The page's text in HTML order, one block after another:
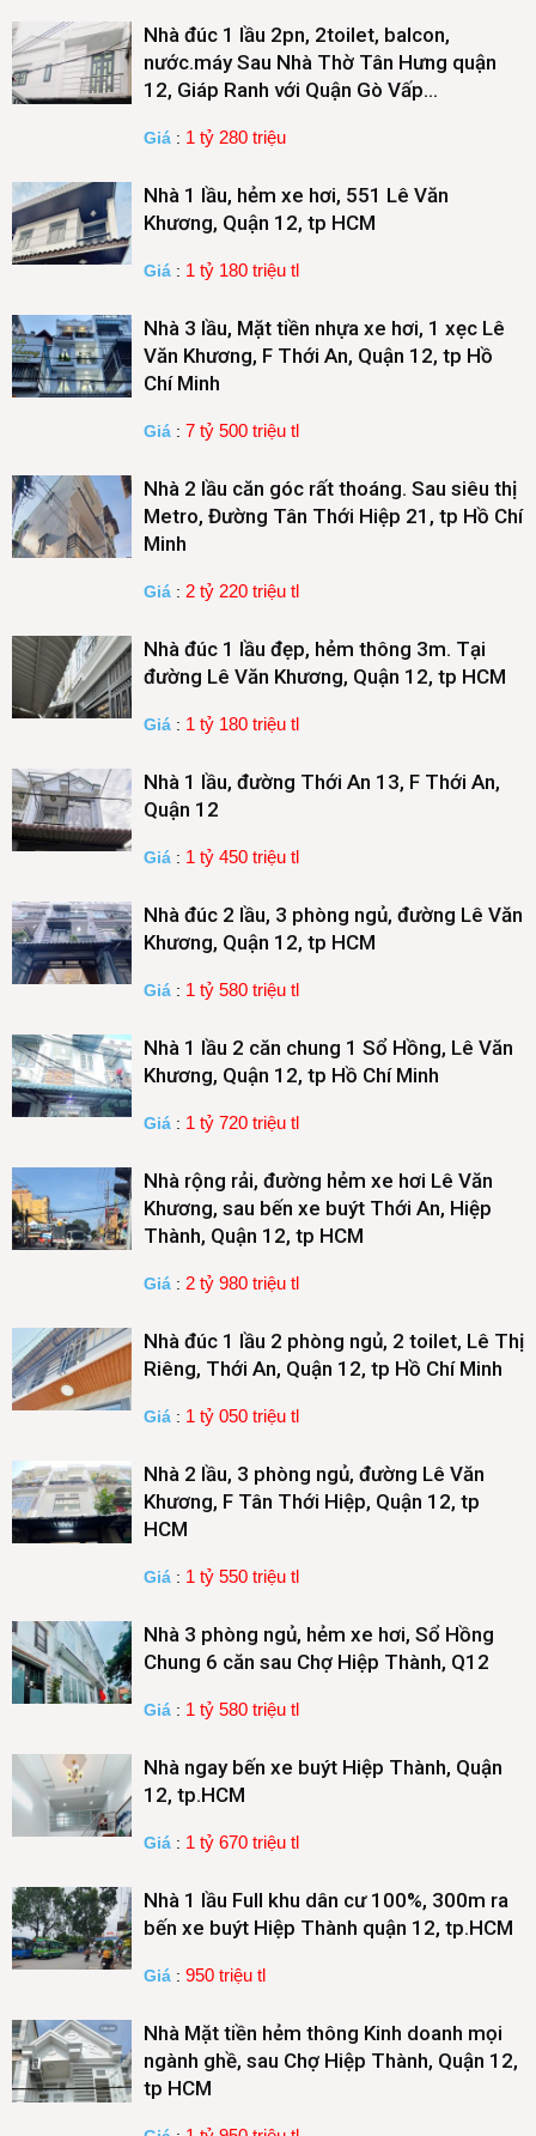
Nhà đúc 1 lầu 2pn, 2toilet, balcon,
nước.máy Sau Nhà Thờ Tân Hưng quận
12, Giáp Ranh với Quận Gò Vấp…
Giá : 1 tỷ 280 triệu
Nhà 1 lầu, hẻm xe hơi, 551 Lê Văn
Khương, Quận 12, tp HCM
Giá : 1 tỷ 180 triệu tl
Nhà 3 lầu, Mặt tiền nhựa xe hơi, 1 xẹc Lê
Văn Khương, F Thới An, Quận 12, tp Hồ
Chí Minh
Giá : 7 tỷ 500 triệu tl
Nhà 2 lầu căn góc rất thoáng. Sau siêu thị
Metro, Đường Tân Thới Hiệp 21, tp Hồ Chí
Minh
Giá : 2 tỷ 220 triệu tl
Nhà đúc 1 lầu đẹp, hẻm thông 3m. Tại
đường Lê Văn Khương, Quận 12, tp HCM
Giá : 1 tỷ 180 triệu tl
Nhà 1 lầu, đường Thới An 13, F Thới An,
Quận 12
Giá : 1 tỷ 450 triệu tl
Nhà đúc 2 lầu, 3 phòng ngủ, đường Lê Văn
Khương, Quận 12, tp HCM
Giá : 1 tỷ 580 triệu tl
Nhà 1 lầu 2 căn chung 1 Sổ Hồng, Lê Văn
Khương, Quận 12, tp Hồ Chí Minh
Giá : 1 tỷ 720 triệu tl
Nhà rộng rải, đường hẻm xe hơi Lê Văn
Khương, sau bến xe buýt Thới An, Hiệp
Thành, Quận 12, tp HCM
Giá : 2 tỷ 980 triệu tl
Nhà đúc 1 lầu 2 phòng ngủ, 2 toilet, Lê Thị
Riêng, Thới An, Quận 12, tp Hồ Chí Minh
Giá : 1 tỷ 050 triệu tl
Nhà 2 lầu, 3 phòng ngủ, đường Lê Văn
Khương, F Tân Thới Hiệp, Quận 12, tp
HCM
Giá : 1 tỷ 550 triệu tl
Nhà 3 phòng ngủ, hẻm xe hơi, Sổ Hồng
Chung 6 căn sau Chợ Hiệp Thành, Q12
Giá : 1 tỷ 580 triệu tl
Nhà ngay bến xe buýt Hiệp Thành, Quận
12, tp.HCM
Giá : 1 tỷ 670 triệu tl
Nhà 1 lầu Full khu dân cư 100%, 300m ra
bến xe buýt Hiệp Thành quận 12, tp.HCM
Giá : 950 triệu tl
Nhà Mặt tiền hẻm thông Kinh doanh mọi
ngành ghề, sau Chợ Hiệp Thành, Quận 12,
tp HCM